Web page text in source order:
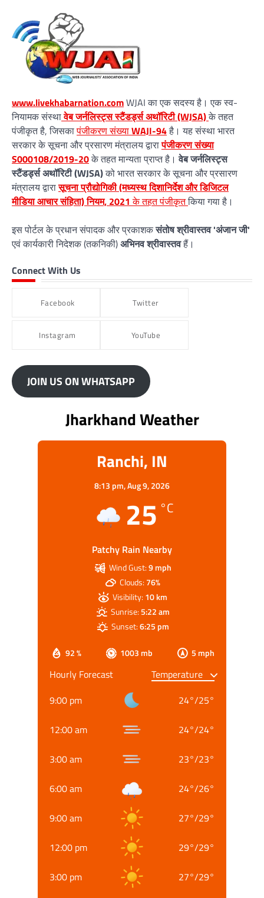
www.livekhabarnation.comWJAI का एक सदस्य है। एक स्व-
नियामक संस्थावेब जर्नलिस्ट्स स्टैंडर्ड्स अथॉरिटी (WJSA)के तहत
पंजीकृत है, जिसकापंजीकरण संख्याWAJI-94है। यह संस्था भारत
सरकार के सूचना और प्रसारण मंत्रालय द्वारापंजीकरण संख्या
S000108/2019-20के तहत मान्यता प्राप्त है।वेब जर्नलिस्ट्स
स्टैंडर्ड्स अथॉरिटी (WJSA)को भारत सरकार के सूचना और प्रसारण
मंत्रालय द्वारासूचना प्रौद्योगिकी (मध्यस्थ दिशानिर्देश और डिजिटल
मीडिया आचार संहिता) नियम, 2021 के तहत पंजीकृतकिया गया है।
इस पोर्टल के प्रधान संपादक और प्रकाशकसंतोष श्रीवास्तव 'अंजान जी'
एवं कार्यकारी निदेशक (तकनिकी)अभिनव श्रीवास्तवहैं।
Connect With Us
Facebook Twitter
Instagram YouTube
JOIN US ON WHATSAPP
Jharkhand Weather
Ranchi, IN
8:13 pm,Aug 9, 2026
25 °C
Patchy Rain Nearby
92 % 1003 mb 5 mph
Wind Gust:9 mph
Clouds:76%
Visibility:10 km
Sunrise:5:22 am
Sunset:6:25 pm
Hourly Forecast
9:00 pm
24°/25°
12:00 am 24°/24°
3:00 am 23°/23°
6:00 am 24°/26°
9:00 am 27°/29°
12:00 pm 29°/29°
3:00 pm 27°/29°